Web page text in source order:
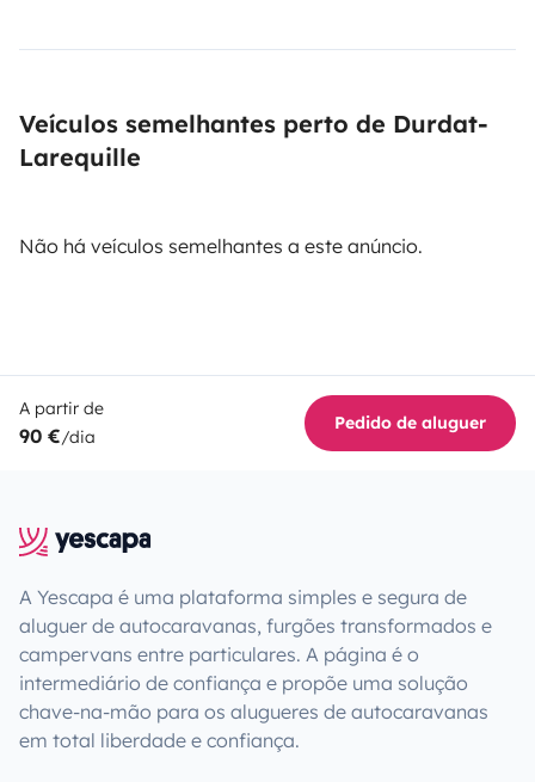
Veículos semelhantes perto de Durdat-
Larequille
Não há veículos semelhantes a este anúncio.
A partir de
90 €/dia
Pedido de aluguer
A Yescapa é uma plataforma simples e segura de
aluguer de autocaravanas, furgões transformados e
campervans entre particulares. A página é o
intermediário de confiança e propõe uma solução
chave-na-mão para os alugueres de autocaravanas
em total liberdade e confiança.